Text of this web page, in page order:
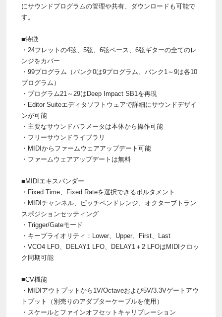
にサウンドプログラムの管理や共有、ダウンロードも可能で
す。
■特徴
・24フレットの4弦、5弦、6弦ベース、6弦ギターの全てのレ
ンジをカバー
・99プログラム（バンク0は9プログラム、バンク1～9は各10
プログラム）
・プログラム21～29はDeep Impact SB1を再現
・Editor Suiteエディタソフトウェアで詳細にサウンドデザイ
ンが可能
・主要なサウンドパラメータは本体から操作可能
・フリーサウンドライブラリ
・MIDIからファームウェアアップデート可能
・ファームウェアアップデートは無料
■MIDIエキスパンダー
・Fixed Time、Fixed Rateを選択できるポルタメント
・MIDIチャンネル、ピッチベンドレンジ、オクターブトラン
スポジションセッティング
・Trigger/Gateモード
・キープライオリティ：Lower、Upper、First、Last
・VCO4 LFO、DELAY1 LFO、DELAY1＋2 LFOはMIDIクロッ
ク同期可能
■CV機能
・MIDIアウトプットから1V/Octaveおよび5V/3.3Vゲートアウ
トプット（別売りのアダプターケーブルを使用）
・スケールとファインオフセットキャリブレーション